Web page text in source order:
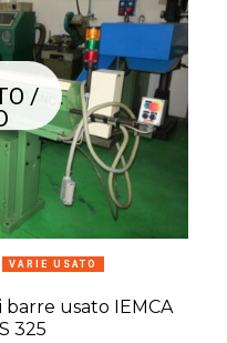
/
VARIE USATO
usato IEMCA
325